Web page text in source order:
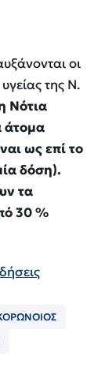
οι
της Ν.
Νότια
άτομα
ως επί το
δόση).
τα
30 %